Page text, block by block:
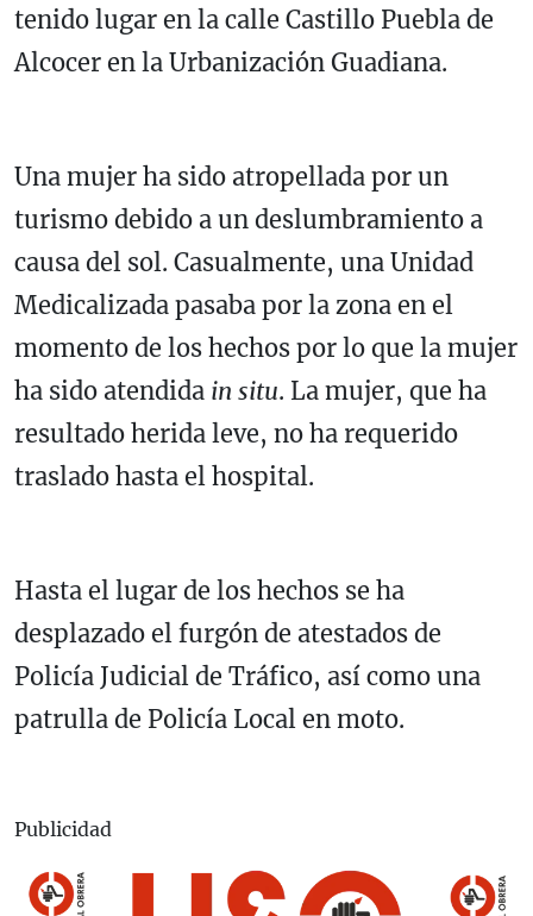
tenido lugar en la calle Castillo Puebla de
Alcocer en la Urbanización Guadiana.
Una mujer ha sido atropellada por un
turismo debido a un deslumbramiento a
causa del sol. Casualmente, una Unidad
Medicalizada pasaba por la zona en el
momento de los hechos por lo que la mujer
ha sido atendida in situ. La mujer, que ha
resultado herida leve, no ha requerido
traslado hasta el hospital.
Hasta el lugar de los hechos se ha
desplazado el furgón de atestados de
Policía Judicial de Tráfico, así como una
patrulla de Policía Local en moto.
Publicidad